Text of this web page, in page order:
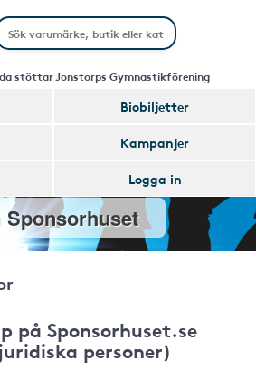
stöttar Jonstorps Gymnastikförening
Biobiljetter
Kampanjer
Logga in
Sponsorhuset
på Sponsorhuset.se
personer)